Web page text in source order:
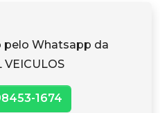
Whatsapp da
VEICULOS
1674